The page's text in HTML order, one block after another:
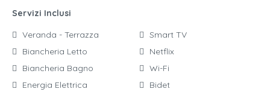
Servizi Inclusi
Veranda - Terrazza
Biancheria Letto
Biancheria Bagno
Energia Elettrica
Smart TV
Netflix
Wi-Fi
Bidet